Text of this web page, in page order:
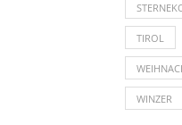
TIROL
WINZER